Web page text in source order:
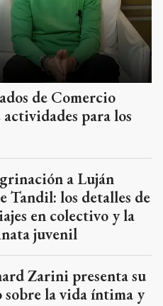
de Comercio
para los
a Luján
Tandil: los detalles de
en colectivo y la
juvenil
Zarini presenta su
la vida íntima y